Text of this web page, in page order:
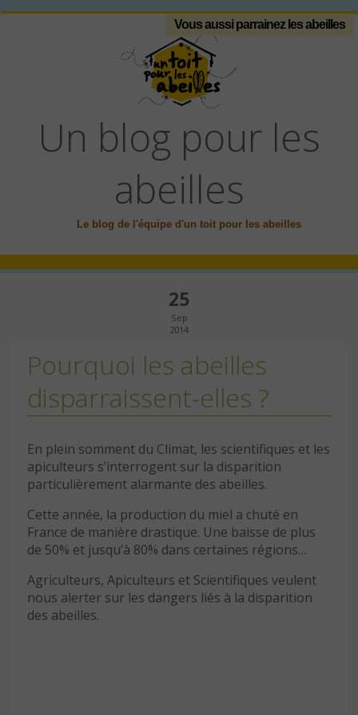
Vous aussi parrainez les abeilles
Un blog pour les
abeilles
Le blog de l'équipe d'un toit pour les abeilles
25
Sep
2014
Pourquoi les abeilles
disparraissent-elles ?
En plein somment du Climat, les scientifiques et les
apiculteurs s’interrogent sur la disparition
particulièrement alarmante des abeilles.
Cette année, la production du miel a chuté en
France de manière drastique. Une baisse de plus
de 50% et jusqu’à 80% dans certaines régions…
Agriculteurs, Apiculteurs et Scientifiques veulent
nous alerter sur les dangers liés à la disparition
des abeilles.